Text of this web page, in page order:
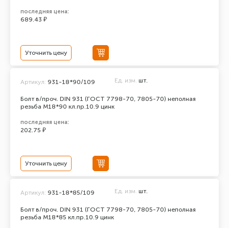
последняя цена:
689.43 ₽
Уточнить цену
Болт в/проч. DIN 931 (ГОСТ 7798-70, 7805-70) неполная
резьба М18*90 кл.пр.10.9 цинк
Артикул: 931-18*90/109 Ед. изм. шт.
последняя цена:
202.75 ₽
Уточнить цену
Болт в/проч. DIN 931 (ГОСТ 7798-70, 7805-70) неполная
резьба М18*85 кл.пр.10.9 цинк
Артикул: 931-18*85/109 Ед. изм. шт.